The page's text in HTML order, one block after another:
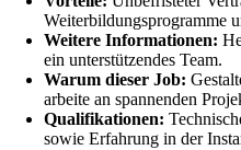
Weiterbildungsprogramme
Weitere Informationen:
ein unterstützendes Team.
Warum dieser Job:
arbeite an spannenden
Qualifikationen:
sowie Erfahrung in der